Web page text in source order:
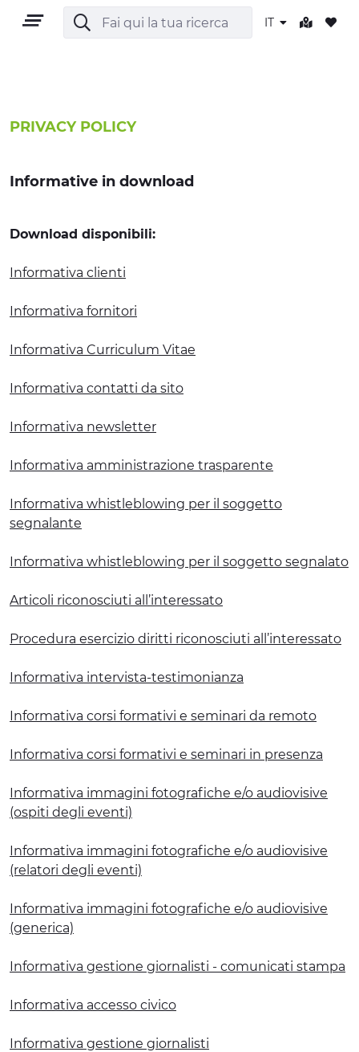
IT
TERRITORIO
OUTDOOR
CULTURA
PRIVACY POLICY
Informative in download
Download disponibili:
Informativa clienti
Informativa fornitori
Informativa Curriculum Vitae
Informativa contatti da sito
Informativa newsletter
Informativa amministrazione trasparente
Informativa whistleblowing per il soggetto
segnalante
Informativa whistleblowing per il soggetto segnalato
Articoli riconosciuti all’interessato
Procedura esercizio diritti riconosciuti all’interessato
Informativa intervista-testimonianza
Informativa corsi formativi e seminari da remoto
Informativa corsi formativi e seminari in presenza
Informativa immagini fotografiche e/o audiovisive
(ospiti degli eventi)
Informativa immagini fotografiche e/o audiovisive
(relatori degli eventi)
Informativa immagini fotografiche e/o audiovisive
(generica)
Informativa gestione giornalisti - comunicati stampa
Informativa accesso civico
Informativa gestione giornalisti